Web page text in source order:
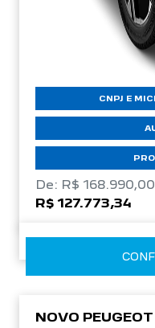
CNPJ E
De: R$ 168.990,00
R$ 127.773,34
NOVO